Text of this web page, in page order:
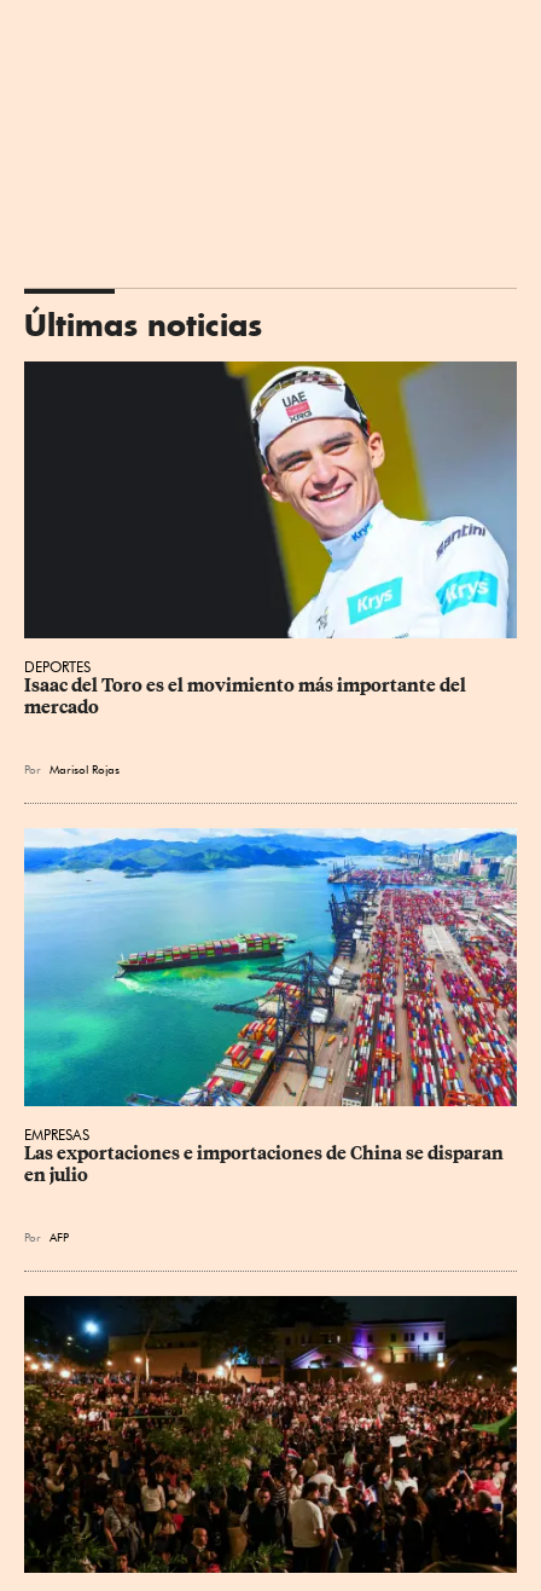
Últimas noticias
DEPORTES
Isaac del Toro es el movimiento más importante del
mercado
Por Marisol Rojas
EMPRESAS
Las exportaciones e importaciones de China se disparan
en julio
Por AFP